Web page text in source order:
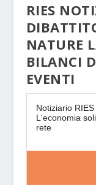
RIES
NATURE
BILANCI
EVENTI